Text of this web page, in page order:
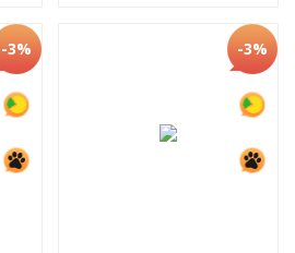
-3% -3%